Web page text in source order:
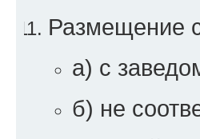
Размещение
а) с
б) не